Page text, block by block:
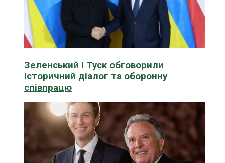
Зеленський і Туск обговорили
історичний діалог та оборонну
співпрацю